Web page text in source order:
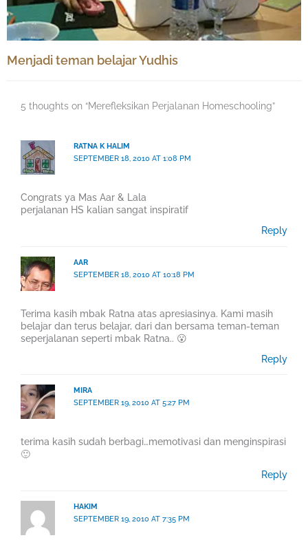
Menjadi teman belajar Yudhis
5 thoughts on “Merefleksikan Perjalanan Homeschooling”
RATNA K HALIM
SEPTEMBER 18, 2010 AT 1:08 PM
Congrats ya Mas Aar & Lala
perjalanan HS kalian sangat inspiratif
Reply
AAR
SEPTEMBER 18, 2010 AT 10:18 PM
Terima kasih mbak Ratna atas apresiasinya. Kami masih
belajar dan terus belajar, dari dan bersama teman-teman
seperjalanan seperti mbak Ratna.. 😮
Reply
MIRA
SEPTEMBER 19, 2010 AT 5:27 PM
terima kasih sudah berbagi…memotivasi dan menginspirasi
🙂
Reply
HAKIM
SEPTEMBER 19, 2010 AT 7:35 PM